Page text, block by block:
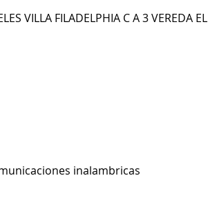
VILLA FILADELPHIA C A 3 VEREDA EL
inalambricas